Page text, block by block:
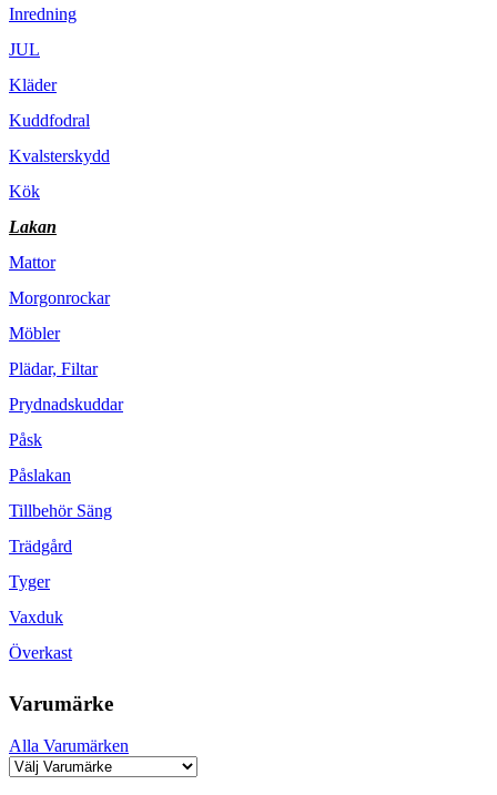
Inredning
JUL
Kläder
Kuddfodral
Kvalsterskydd
Kök
Lakan
Mattor
Morgonrockar
Möbler
Plädar, Filtar
Prydnadskuddar
Påsk
Påslakan
Tillbehör Säng
Trädgård
Tyger
Vaxduk
Överkast
Varumärke
Alla Varumärken